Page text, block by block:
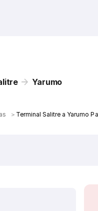
Yarumo
＞ Terminal Salitre a Yarumo